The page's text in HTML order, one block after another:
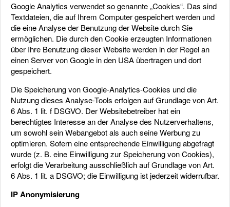
Google Analytics verwendet so genannte „Cookies“. Das sind
Textdateien, die auf Ihrem Computer gespeichert werden und
die eine Analyse der Benutzung der Website durch Sie
ermöglichen. Die durch den Cookie erzeugten Informationen
über Ihre Benutzung dieser Website werden in der Regel an
einen Server von Google in den USA übertragen und dort
gespeichert.
Die Speicherung von Google-Analytics-Cookies und die
Nutzung dieses Analyse-Tools erfolgen auf Grundlage von Art.
6 Abs. 1 lit. f DSGVO. Der Websitebetreiber hat ein
berechtigtes Interesse an der Analyse des Nutzerverhaltens,
um sowohl sein Webangebot als auch seine Werbung zu
optimieren. Sofern eine entsprechende Einwilligung abgefragt
wurde (z. B. eine Einwilligung zur Speicherung von Cookies),
erfolgt die Verarbeitung ausschließlich auf Grundlage von Art.
6 Abs. 1 lit. a DSGVO; die Einwilligung ist jederzeit widerrufbar.
IP Anonymisierung